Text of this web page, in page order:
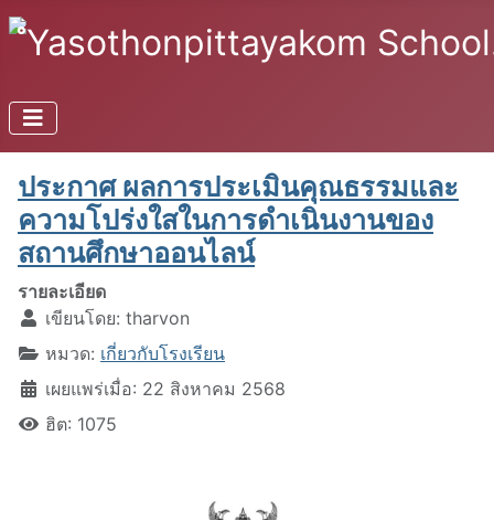
ประกาศ ผลการประเมินคุณธรรมและ
ความโปร่งใสในการดำเนินงานของ
สถานศึกษาออนไลน์
รายละเอียด
เขียนโดย: tharvon
หมวด: เกี่ยวกับโรงเรียน
เผยแพร่เมื่อ: 22 สิงหาคม 2568
ฮิต: 1075